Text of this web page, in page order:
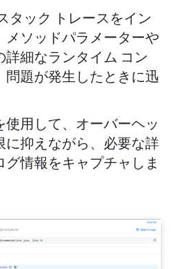
タック トレースをイン
メソッドパラメーターや
詳細なランタイム コン
題が発生したときに迅
用して、オーバーヘッ
に抑えながら、必要な詳
情報をキャプチャしま